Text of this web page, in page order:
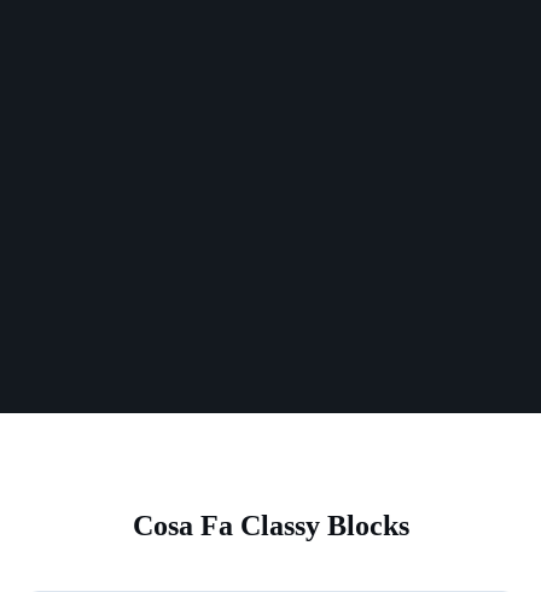
Cosa Fa Classy Blocks